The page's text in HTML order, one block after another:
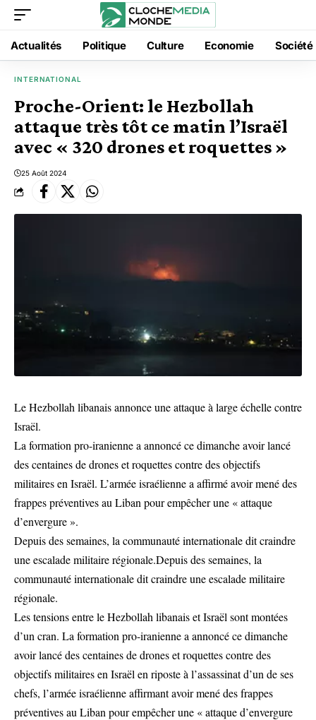
Actualités Politique Culture Economie Société
INTERNATIONAL
Proche-Orient: le Hezbollah
attaque très tôt ce matin l’Israël
avec « 320 drones et roquettes »
25 Août 2024
Le Hezbollah libanais annonce une attaque à large échelle contre
Israël.
La formation pro-iranienne a annoncé ce dimanche avoir lancé
des centaines de drones et roquettes contre des objectifs
militaires en Israël. L’armée israélienne a affirmé avoir mené des
frappes préventives au Liban pour empêcher une « attaque
d’envergure ».
Depuis des semaines, la communauté internationale dit craindre
une escalade militaire régionale.Depuis des semaines, la
communauté internationale dit craindre une escalade militaire
régionale.
Les tensions entre le Hezbollah libanais et Israël sont montées
d’un cran. La formation pro-iranienne a annoncé ce dimanche
avoir lancé des centaines de drones et roquettes contre des
objectifs militaires en Israël en riposte à l’assassinat d’un de ses
chefs, l’armée israélienne affirmant avoir mené des frappes
préventives au Liban pour empêcher une « attaque d’envergure